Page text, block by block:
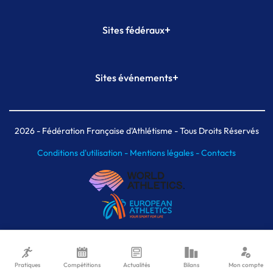
Sites fédéraux+
Plateforme Formation
Sites événements+
Meeting de Paris indoor
MAIF Ekiden de Paris
2026- Fédération Française d'Athlétisme - Tous Droits Réservés
Conditions d'utilisation - Mentions légales -Contacts
Pratiques Compétitions Actualités Bilans Mon compte